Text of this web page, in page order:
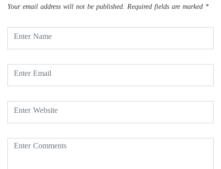
Your email address will not be published. Required fields are marked *